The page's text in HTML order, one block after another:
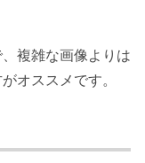
複雑な画像よりは
オススメです。